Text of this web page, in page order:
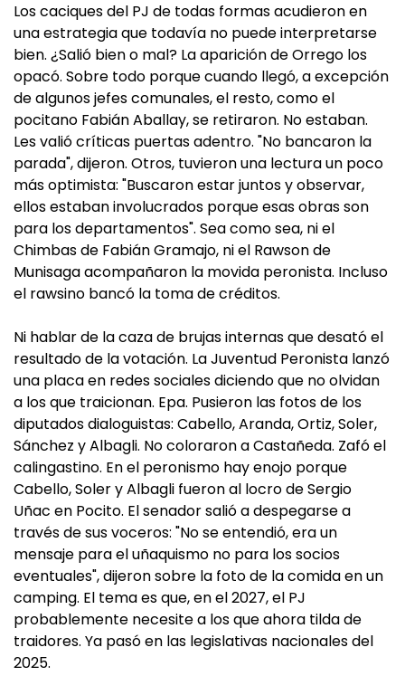
Los caciques del PJ de todas formas acudieron en
una estrategia que todavía no puede interpretarse
bien. ¿Salió bien o mal? La aparición de Orrego los
opacó. Sobre todo porque cuando llegó, a excepción
de algunos jefes comunales, el resto, como el
pocitano Fabián Aballay, se retiraron. No estaban.
Les valió críticas puertas adentro. "No bancaron la
parada", dijeron. Otros, tuvieron una lectura un poco
más optimista: "Buscaron estar juntos y observar,
ellos estaban involucrados porque esas obras son
para los departamentos". Sea como sea, ni el
Chimbas de Fabián Gramajo, ni el Rawson de
Munisaga acompañaron la movida peronista. Incluso
el rawsino bancó la toma de créditos.
Ni hablar de la caza de brujas internas que desató el
resultado de la votación. La Juventud Peronista lanzó
una placa en redes sociales diciendo que no olvidan
a los que traicionan. Epa. Pusieron las fotos de los
diputados dialoguistas: Cabello, Aranda, Ortiz, Soler,
Sánchez y Albagli. No coloraron a Castañeda. Zafó el
calingastino. En el peronismo hay enojo porque
Cabello, Soler y Albagli fueron al locro de Sergio
Uñac en Pocito. El senador salió a despegarse a
través de sus voceros: "No se entendió, era un
mensaje para el uñaquismo no para los socios
eventuales", dijeron sobre la foto de la comida en un
camping. El tema es que, en el 2027, el PJ
probablemente necesite a los que ahora tilda de
traidores. Ya pasó en las legislativas nacionales del
2025.